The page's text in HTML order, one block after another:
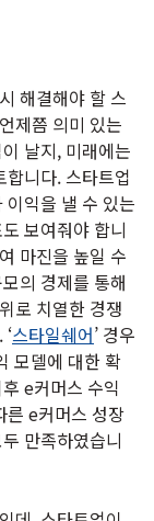
해결해야 할 스
제쯤 의미 있는
날지, 미래에는
니다. 스타트업
익을 낼 수 있는
보여줘야 합니
마진을 높일 수
의 경제를 통해
로 치열한 경쟁
스타일쉐어’ 경우
모델에 대한 확
e커머스 수익
른 e커머스 성장
만족하였습니